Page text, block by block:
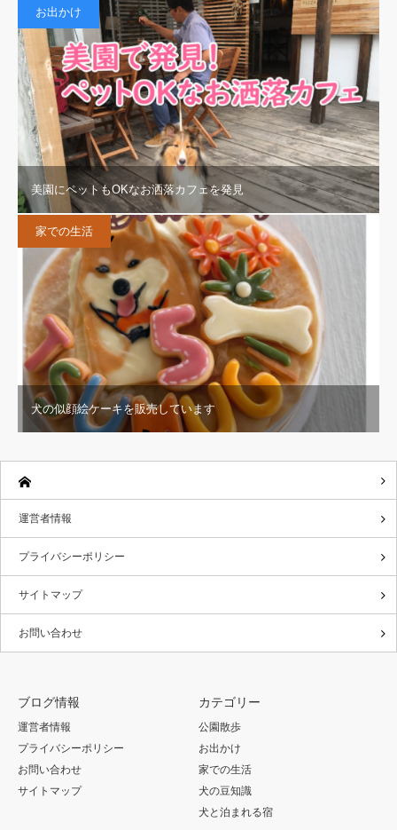
お出かけ
美園にペットもOKなお洒落カフェを発見
家での生活
犬の似顔絵ケーキを販売しています
運営者情報
プライバシーポリシー
サイトマップ
お問い合わせ
ブログ情報
運営者情報
プライバシーポリシー
お問い合わせ
サイトマップ
カテゴリー
公園散歩
お出かけ
家での生活
犬の豆知識
犬と泊まれる宿